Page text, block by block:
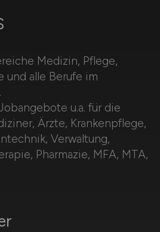
Medizin, Pflege,
und alle Berufe im
u.a. für die
Ärzte, Krankenpflege,
Verwaltung,
Pharmazie, MFA, MTA,